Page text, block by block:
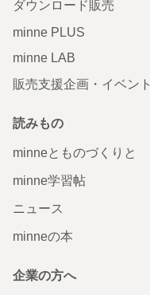
ダウンロード販売
minne PLUS
minne LAB
販売支援企画・イベント
読みもの
minneとものづくりと
minne学習帖
ニュース
minneの本
企業の方へ